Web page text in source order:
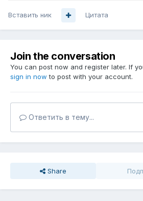
Вставить ник Цитата
Join the conversation
You can post now and register later. If
sign in now to post with your account.
Ответить в тему...
Share